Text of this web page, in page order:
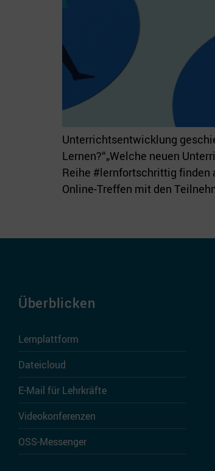
Unterrichtsentwicklung
Lernen?“„Welche neuen
Reihe #lernfortschrittig finden
Online-Treffen mit den
Überblicken
Lernplattform
Dateicloud
E-Mail für Lehrkräfte
Videokonferenzen
OSS-Messenger